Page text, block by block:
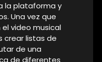
la plataforma y
Una vez que
video musical
crear listas de
de una
de diferentes